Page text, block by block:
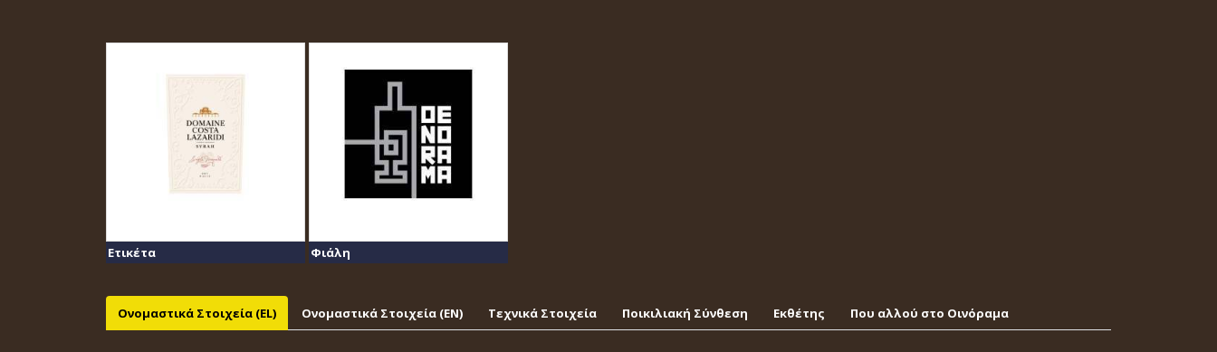
Ετικέτα Φιάλη
Ονομαστικά Στοιχεία (EL) Ονομαστικά Στοιχεία (EΝ) Τεχνικά Στοιχεία Ποικιλιακή Σύνθεση Εκθέτης Που αλλού στο Οινόραμα